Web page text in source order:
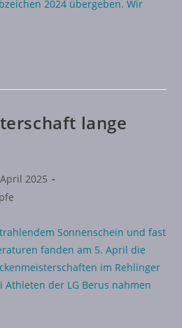
2024 übergeben. Wir
lange
2025
Sonnenschein und fast
fanden am 5. April die
im Rehlinger
der LG Berus nahmen